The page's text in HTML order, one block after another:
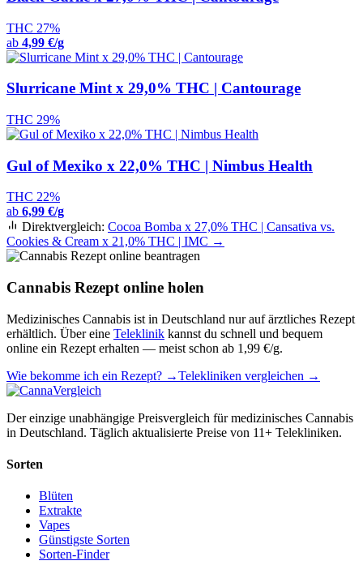
THC 27%
ab 4,99 €/g
Slurricane Mint x 29,0% THC | Cantourage
THC 29%
Gul of Mexiko x 22,0% THC | Nimbus Health
THC 22%
ab 6,99 €/g
Direktvergleich: Cocoa Bomba x 27,0% THC | Cansativa vs.
Cookies & Cream x 21,0% THC | IMC →
Cannabis Rezept online holen
Medizinisches Cannabis ist in Deutschland nur auf ärztliches Rezept
erhältlich. Über eine Teleklinik kannst du schnell und bequem
online ein Rezept erhalten — meist schon ab 1,99 €/g.
Wie bekomme ich ein Rezept? →Telekliniken vergleichen →
Der einzige unabhängige Preisvergleich für medizinisches Cannabis
in Deutschland. Täglich aktualisierte Preise von 11+ Telekliniken.
Sorten
Blüten
Extrakte
Vapes
Günstigste Sorten
Sorten-Finder